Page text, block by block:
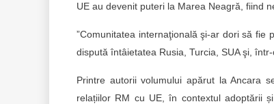
UE au devenit puteri la Marea Neagră, fiind
”Comunitatea internaţională şi-ar dori să
dispută întâietatea Rusia, Turcia, SUA şi,
Printre autorii volumului apărut la Ancara
relațiilor RM cu UE, în contextul adoptării